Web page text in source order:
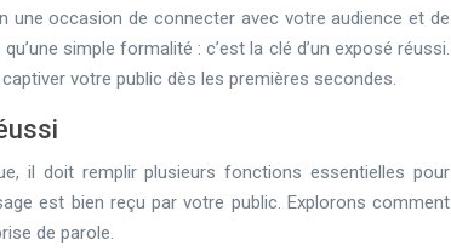
occasion de connecter avec votre audience et de
simple formalité : c’est la clé d’un exposé réussi.
votre public dès les premières secondes.
il doit remplir plusieurs fonctions essentielles pour
est bien reçu par votre public. Explorons comment
de parole.